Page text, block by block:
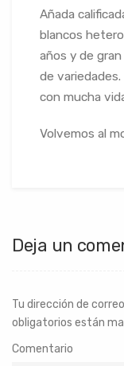
Añada
blancos
años y de
de
con mucha vid
Volvemos al
Deja un
Tu dirección de
obligatorios están
Comentario